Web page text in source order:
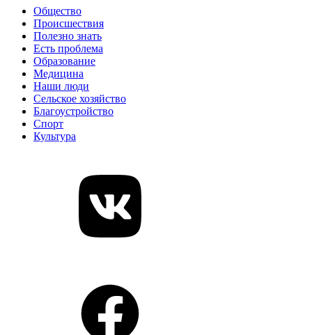
Общество
Происшествия
Полезно знать
Есть проблема
Образование
Медицина
Наши люди
Сельское хозяйство
Благоустройство
Спорт
Культура